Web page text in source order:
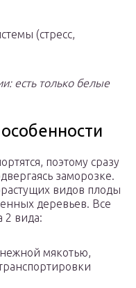
(стресс,
есть только белые
поэтому сразу
заморозке.
видов плоды
деревьев. Все
2 вида:
мякотью,